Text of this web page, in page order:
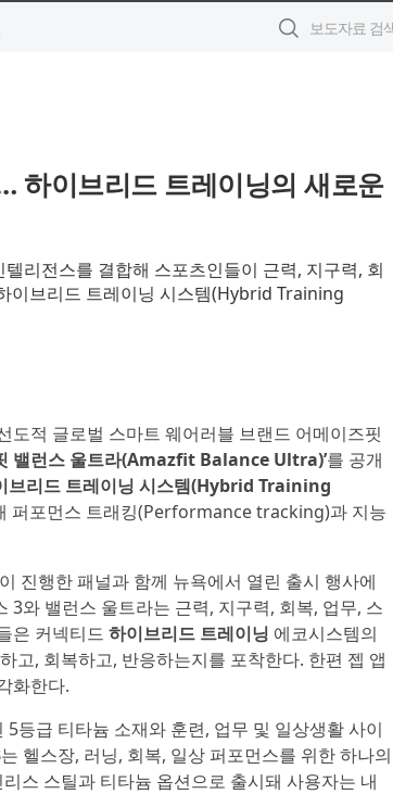
… 하이브리드 트레이닝의 새로운
리전스를 결합해 스포츠인들이 근력, 지구력, 회
이브리드 트레이닝 시스템(Hybrid Training
적 글로벌 스마트 웨어러블 브랜드 어메이즈핏
밸런스 울트라(Amazfit Balance Ultra)’를 공개
브리드 트레이닝 시스템(Hybrid Training
퍼포먼스 트래킹(Performance tracking)과 지능
진행한 패널과 함께 뉴욕에서 열린 출시 행사에
와 밸런스 울트라는 근력, 지구력, 회복, 업무, 스
은 커넥티드 하이브리드 트레이닝 에코시스템의
고, 회복하고, 반응하는지를 포착한다. 한편 젭 앱
화한다.
등급 티타늄 소재와 훈련, 업무 및 일상생활 사이
는 헬스장, 러닝, 회복, 일상 퍼포먼스를 위한 하나의
스 스틸과 티타늄 옵션으로 출시돼 사용자는 내